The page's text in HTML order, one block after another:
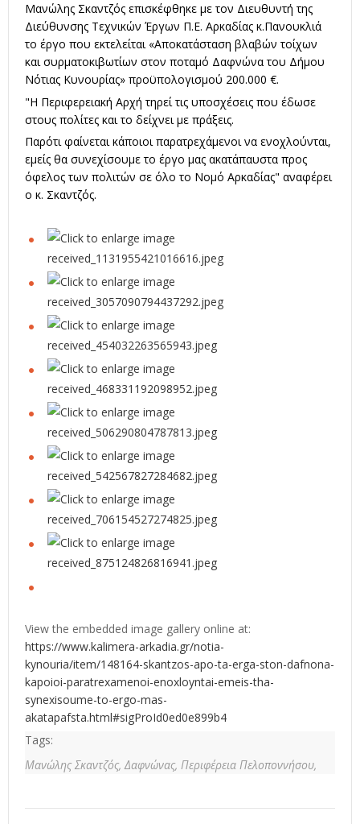
Μανώλης Σκαντζός επισκέφθηκε με τον Διευθυντή της
Διεύθυνσης Τεχνικών Έργων Π.Ε. Αρκαδίας κ.Πανουκλιά
το έργο που εκτελείται «Αποκατάσταση βλαβών τοίχων
και συρματοκιβωτίων στον ποταμό Δαφνώνα του Δήμου
Νότιας Κυνουρίας» προϋπολογισμού 200.000 €.
"Η Περιφερειακή Αρχή τηρεί τις υποσχέσεις που έδωσε
στους πολίτες και το δείχνει με πράξεις.
Παρότι φαίνεται κάποιοι παρατρεχάμενοι να ενοχλούνται,
εμείς θα συνεχίσουμε το έργο μας ακατάπαυστα προς
όφελος των πολιτών σε όλο το Νομό Αρκαδίας" αναφέρει
ο κ. Σκαντζός.
View the embedded image gallery online at:
https://www.kalimera-arkadia.gr/notia-
kynouria/item/148164-skantzos-apo-ta-erga-ston-dafnona-
kapoioi-paratrexamenoi-enoxloyntai-emeis-tha-
synexisoume-to-ergo-mas-
akatapafsta.html#sigProId0ed0e899b4
Tags:
Μανώλης Σκαντζός,Δαφνώνας, Περιφέρεια Πελοποννήσου,